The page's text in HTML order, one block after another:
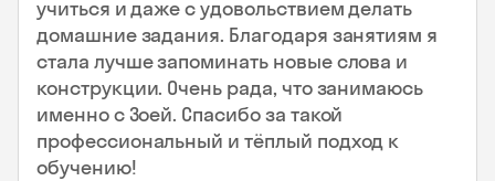
учиться и даже с удовольствием делать
домашние задания. Благодаря занятиям я
стала лучше запоминать новые слова и
конструкции. Очень рада, что занимаюсь
именно с Зоей. Спасибо за такой
профессиональный и тёплый подход к
обучению!